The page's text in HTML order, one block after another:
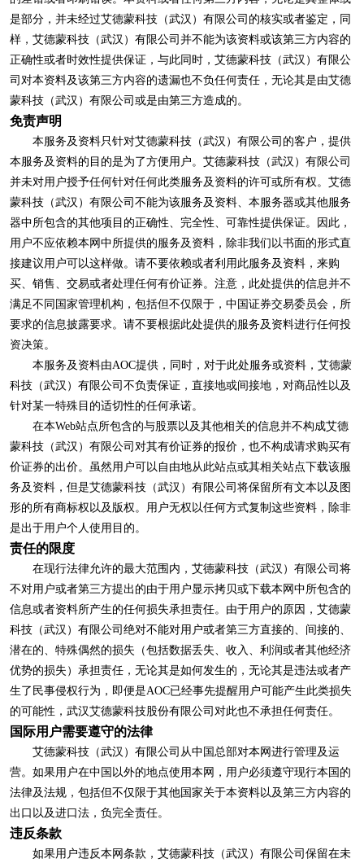
是部分，并未经过艾德蒙科技（武汉）有限公司的核实或者鉴定，同
样，艾德蒙科技（武汉）有限公司并不能为该资料或该第三方内容的
正确性或者时效性提供保证，与此同时，艾德蒙科技（武汉）有限公
司对本资料及该第三方内容的遗漏也不负任何责任，无论其是由艾德
蒙科技（武汉）有限公司或是由第三方造成的。
免责声明
本服务及资料只针对艾德蒙科技（武汉）有限公司的客户，提供
本服务及资料的目的是为了方便用户。艾德蒙科技（武汉）有限公司
并未对用户授予任何针对任何此类服务及资料的许可或所有权。艾德
蒙科技（武汉）有限公司不能为该服务及资料、本服务器或其他服务
器中所包含的其他项目的正确性、完全性、可靠性提供保证。因此，
用户不应依赖本网中所提供的服务及资料，除非我们以书面的形式直
接建议用户可以这样做。请不要依赖或者利用此服务及资料，来购
买、销售、交易或者处理任何有价证券。注意，此处提供的信息并不
满足不同国家管理机构，包括但不仅限于，中国证券交易委员会，所
要求的信息披露要求。请不要根据此处提供的服务及资料进行任何投
资决策。
本服务及资料由AOC提供，同时，对于此处服务或资料，艾德蒙
科技（武汉）有限公司不负责保证，直接地或间接地，对商品性以及
针对某一特殊目的适切性的任何承诺。
在本Web站点所包含的与股票以及其他相关的信息并不构成艾德
蒙科技（武汉）有限公司对其有价证券的报价，也不构成请求购买有
价证券的出价。虽然用户可以自由地从此站点或其相关站点下载该服
务及资料，但是艾德蒙科技（武汉）有限公司将保留所有文本以及图
形的所有商标权以及版权。用户无权以任何方式复制这些资料，除非
是出于用户个人使用目的。
责任的限度
在现行法律允许的最大范围内，艾德蒙科技（武汉）有限公司将
不对用户或者第三方提出的由于用户显示拷贝或下载本网中所包含的
信息或者资料所产生的任何损失承担责任。由于用户的原因，艾德蒙
科技（武汉）有限公司绝对不能对用户或者第三方直接的、间接的、
潜在的、特殊偶然的损失（包括数据丢失、收入、利润或者其他经济
优势的损失）承担责任，无论其是如何发生的，无论其是违法或者产
生了民事侵权行为，即便是AOC已经事先提醒用户可能产生此类损失
的可能性，武汉艾德蒙科技股份有限公司对此也不承担任何责任。
国际用户需要遵守的法律
艾德蒙科技（武汉）有限公司从中国总部对本网进行管理及运
营。如果用户在中国以外的地点使用本网，用户必须遵守现行本国的
法律及法规，包括但不仅限于其他国家关于本资料以及第三方内容的
出口以及进口法，负完全责任。
违反条款
如果用户违反本网条款，艾德蒙科技（武汉）有限公司保留在未